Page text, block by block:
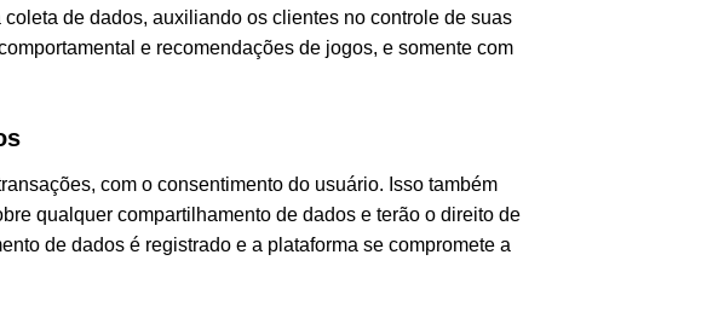
de dados, auxiliando os clientes no controle de suas
e recomendações de jogos, e somente com
com o consentimento do usuário. Isso também
qualquer compartilhamento de dados e terão o direito de
de dados é registrado e a plataforma se compromete a